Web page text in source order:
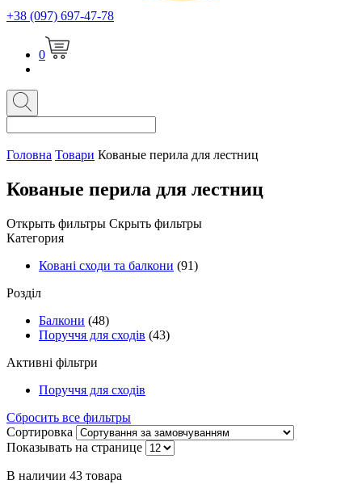
+38 (097) 697-47-78
0
Головна Товари Кованые перила для лестниц
Кованые перила для лестниц
Открыть фильтры Скрыть фильтры
Категория
Ковані сходи та балкони (91)
Розділ
Балкони (48)
Поруччя для сходів (43)
Активні фільтри
Поруччя для сходів
Сбросить все фильтры
Сортировка
Показывать на странице
В наличии 43 товара